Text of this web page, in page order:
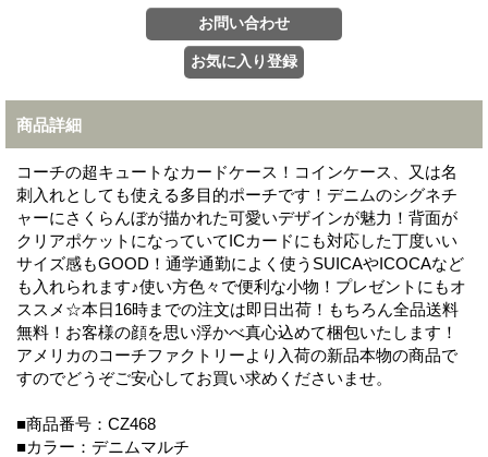
商品詳細
コーチの超キュートなカードケース！コインケース、又は名
刺入れとしても使える多目的ポーチです！デニムのシグネチ
ャーにさくらんぼが描かれた可愛いデザインが魅力！背面が
クリアポケットになっていてICカードにも対応した丁度いい
サイズ感もGOOD！通学通勤によく使うSUICAやICOCAなど
も入れられます♪使い方色々で便利な小物！プレゼントにもオ
ススメ☆本日16時までの注文は即日出荷！もちろん全品送料
無料！お客様の顔を思い浮かべ真心込めて梱包いたします！
アメリカのコーチファクトリーより入荷の新品本物の商品で
すのでどうぞご安心してお買い求めくださいませ。
■商品番号：CZ468
■カラー：デニムマルチ